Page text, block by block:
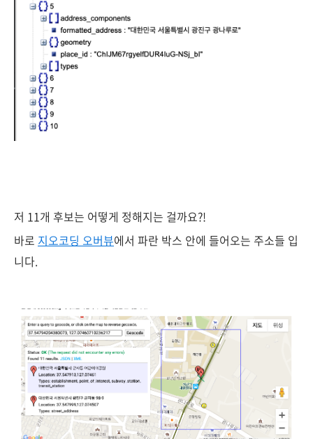
저 11개 후보는 어떻게 정해지는 걸까요?!
바로 지오코딩 오버뷰에서 파란 박스 안에 들어오는 주소들 입
니다.